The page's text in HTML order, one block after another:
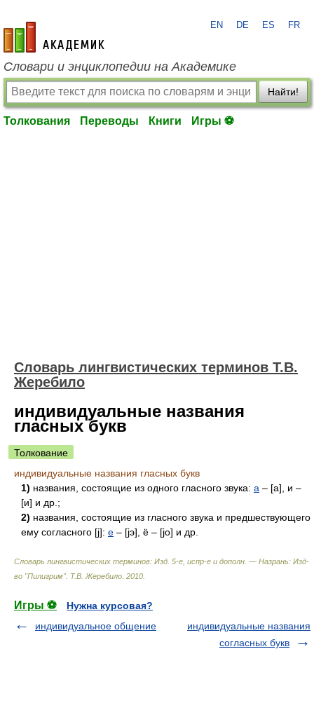
academic.ru
EN DE ES FR
Словари и энциклопедии на Академике
Найти!
Толкования Переводы Книги Игры ⚽
Словарь лингвистических терминов Т.В.
Жеребило
индивидуальные названия
гласных букв
Толкование
индивидуальные названия гласных букв
1) названия, состоящие из одного гласного звука: а – [а], и –
[и] и др.;
2) названия, состоящие из гласного звука и предшествующего
ему согласного [j]: е – [jэ], ё – [jо] и др.
Словарь лингвистических терминов: Изд. 5-е, испр-е и дополн. — Назрань: Изд-
во "Пилигрим". Т.В. Жеребило 2010
Игры ⚽
Нужна курсовая?
индивидуальное общение
индивидуальные названия
согласных букв